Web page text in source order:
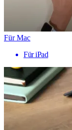
Für Mac
Für iPad